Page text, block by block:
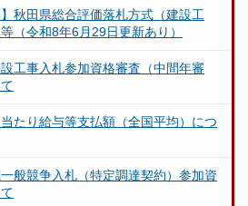
】秋田県総合評価落札方式（建設工
（令和8年6月29日更新あり）
工事入札参加資格審査（中間年審
たり給与等支払額（全国平均）につ
般競争入札（特定調達契約）参加資